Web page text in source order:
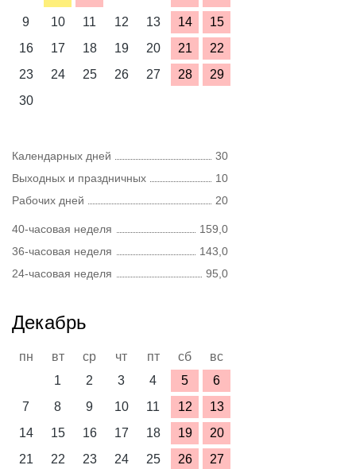
9
10 11 12 13 14
15
16
17 18 19 20 21
22
23
24 25 26 27 28
29
30
Календарных дней
30
Выходных и праздничных
10
Рабочих дней
20
40-часовая неделя
159,0
36-часовая неделя
143,0
24-часовая неделя
95,0
Декабрь
пн вт ср чт пт сб
вс
1
2 3 4 5
6
7
8 9 10 11 12
13
14
15 16 17 18 19
20
21
22 23 24 25 26
27